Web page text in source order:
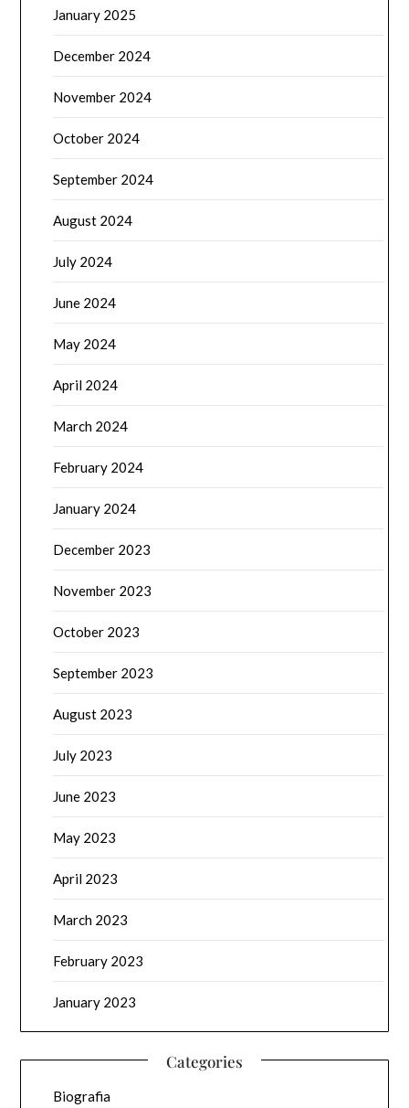
January 2025
December 2024
November 2024
October 2024
September 2024
August 2024
July 2024
June 2024
May 2024
April 2024
March 2024
February 2024
January 2024
December 2023
November 2023
October 2023
September 2023
August 2023
July 2023
June 2023
May 2023
April 2023
March 2023
February 2023
January 2023
Categories
Biografia